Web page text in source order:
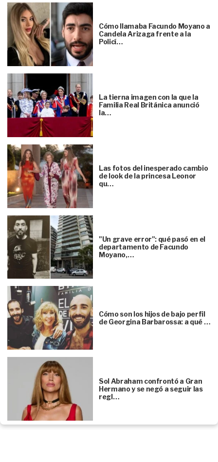
Cómo llamaba Facundo Moyano a
Candela Arizaga frente a la
Policí…
La tierna imagen con la que la
Familia Real Británica anunció
la…
Las fotos del inesperado cambio
de look de la princesa Leonor
qu…
"Un grave error": qué pasó en el
departamento de Facundo
Moyano,…
Cómo son los hijos de bajo perfil
de Georgina Barbarossa: a qué …
Sol Abraham confrontó a Gran
Hermano y se negó a seguir las
regl…